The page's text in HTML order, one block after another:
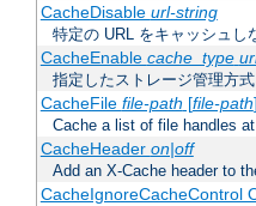
CacheDisable url-string
特定の URL をキャッシュし
CacheEnable cache_type
指定したストレージ管理方
CacheFile file-path [file-path
Cache a list of file handles
CacheHeader on|off
Add an X-Cache header to
CacheIgnoreCacheControl